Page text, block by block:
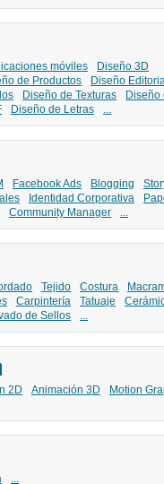
móviles
Diseño 3D
de Productos
Diseño
Diseño de Texturas
Diseño
Diseño de Letras ...
Facebook Ads Blogging
Identidad Corporativa
Community Manager ...
Tejido Costura
Carpintería Tatuaje
de Sellos ...
2D Animación 3D Motion
...